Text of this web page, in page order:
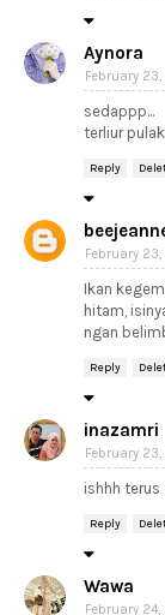
Aynora
February 23,
sedappp...
terliur
Reply
February 23,
Ikan
hitam,
ngan
Reply
inazamri
February 23,
ishhh terus
Reply
Wawa
February 24,